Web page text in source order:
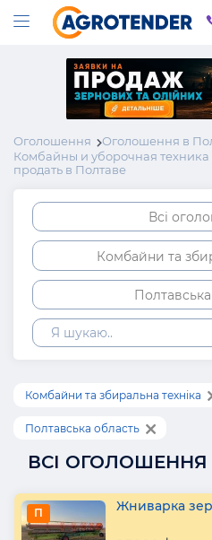
Оголошення
Оголошення в
Комбайны и уборочная техника
продать в Полтаве
Всі
Комбайни та
Комбайни та збиральна техніка
Полтавська область
ВСІ ОГОЛОШЕННЯ
П Жниварка